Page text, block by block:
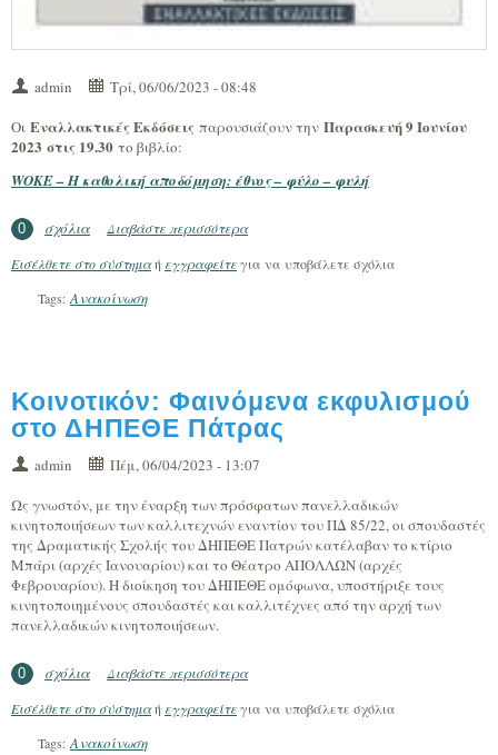
admin
Τρί, 06/06/2023 - 08:48
Οι Εναλλακτικές Εκδόσεις παρουσιάζουν την Παρασκευή 9 Ιουνίου
2023 στις 19.30 το βιβλίο:
WOKE – Η καθολική αποδόμηση: έθνος – φύλο – φυλή
0 σχόλια Διαβάστε περισσότεραγια Βιβλιοπαρουσίαση: WOKE – Η
Εισέλθετε στο σύστημαή εγγραφείτεγια να υποβάλετε σχόλια
Tags: Ανακοίνωση
Κοινοτικόν: Φαινόμενα εκφυλισμού
στο ΔΗΠΕΘΕ Πάτρας
admin
Πέμ, 06/04/2023 - 13:07
Ως γνωστόν, με την έναρξη των πρόσφατων πανελλαδικών
κινητοποιήσεων των καλλιτεχνών εναντίον του ΠΔ 85/22, οι σπουδαστές
της Δραματικής Σχολής του ΔΗΠΕΘΕ Πατρών κατέλαβαν το κτίριο
Μπάρι (αρχές Ιανουαρίου) και το Θέατρο ΑΠΟΛΛΩΝ (αρχές
Φεβρουαρίου). Η διοίκηση του ΔΗΠΕΘΕ ομόφωνα, υποστήριξε τους
κινητοποιημένους σπουδαστές και καλλιτέχνες από την αρχή των
πανελλαδικών κινητοποιήσεων.
0 σχόλια Διαβάστε περισσότεραγια Κοινοτικόν: Φαινόμενα εκφυλισμού
Εισέλθετε στο σύστημαή εγγραφείτεγια να υποβάλετε σχόλια
Tags: Ανακοίνωση